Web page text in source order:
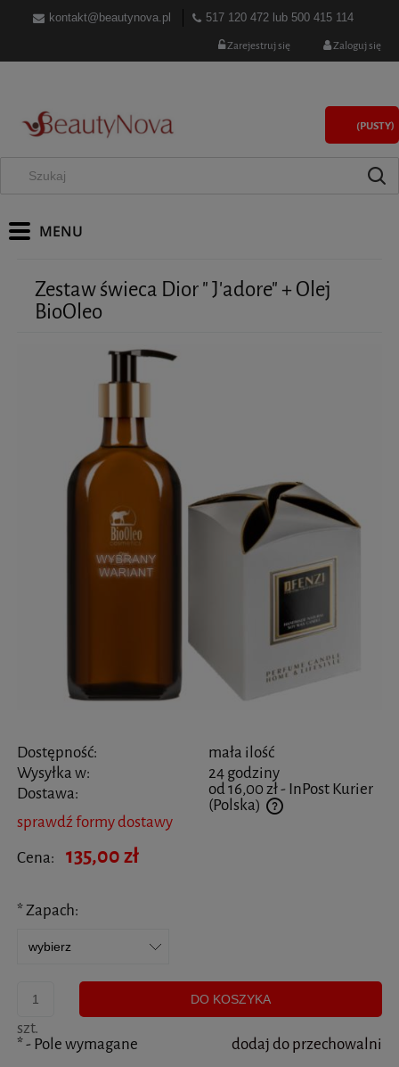
kontakt@beautynova.pl 517 120 472 lub 500 415 114
Zarejestruj się Zaloguj się
(PUSTY)
Zestaw świeca Dior " J'adore" + Olej
BioOleo
Dostępność:
mała ilość
Wysyłka w:
24 godziny
Dostawa:
od 16,00 zł- InPost Kurier
(Polska)
Cena nie zawiera ewentualnych kosztów płatności
sprawdź formy dostawy
Cena:
135,00 zł
*Zapach:
szt.
DO KOSZYKA
dodaj do przechowalni
*- Pole wymagane